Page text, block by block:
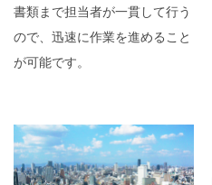
書類まで担当者が一貫して行う
ので、迅速に作業を進めること
が可能です。